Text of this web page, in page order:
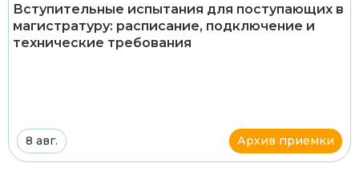
Вступительные испытания для поступающих в
магистратуру: расписание, подключение и
технические требования
8 авг. Архив приемки